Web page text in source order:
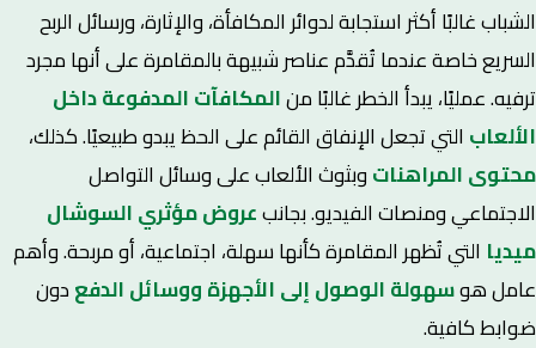
الشباب غالبًا أكثر استجابة لدوائر المكافأة، والإثارة، ورسائل الربح
السريع خاصة عندما تُقدَّم عناصر شبيهة بالمقامرة على أنها مجرد
ترفيه. عمليًا، يبدأ الخطر غالبًا منالمكافآت المدفوعة داخل
الألعاب التي تجعل الإنفاق القائم على الحظ يبدو طبيعيًا. كذلك،
محتوى المراهناتوبثوث الألعاب على وسائل التواصل
الاجتماعي ومنصات الفيديو. بجانبعروض مؤثري السوشال
ميديا التي تُظهر المقامرة كأنها سهلة، اجتماعية، أو مربحة. وأهم
عامل هوسهولة الوصول إلى الأجهزة ووسائل الدفعدون
ضوابط كافية.